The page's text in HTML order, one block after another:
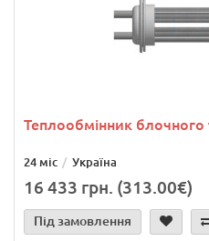
Теплообмінник блочного
24 міс Україна
16 433 грн. (313.00€)
Під замовлення